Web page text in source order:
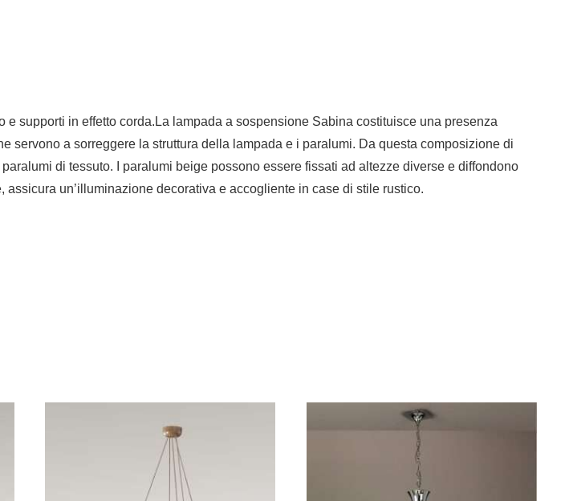
supporti in effetto corda.La lampada a sospensione Sabina costituisce una presenza
servono a sorreggere la struttura della lampada e i paralumi. Da questa composizione di
di tessuto. I paralumi beige possono essere fissati ad altezze diverse e diffondono
un’illuminazione decorativa e accogliente in case di stile rustico.